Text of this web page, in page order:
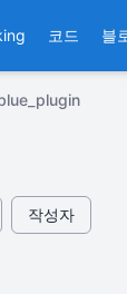
코드 블
작성자